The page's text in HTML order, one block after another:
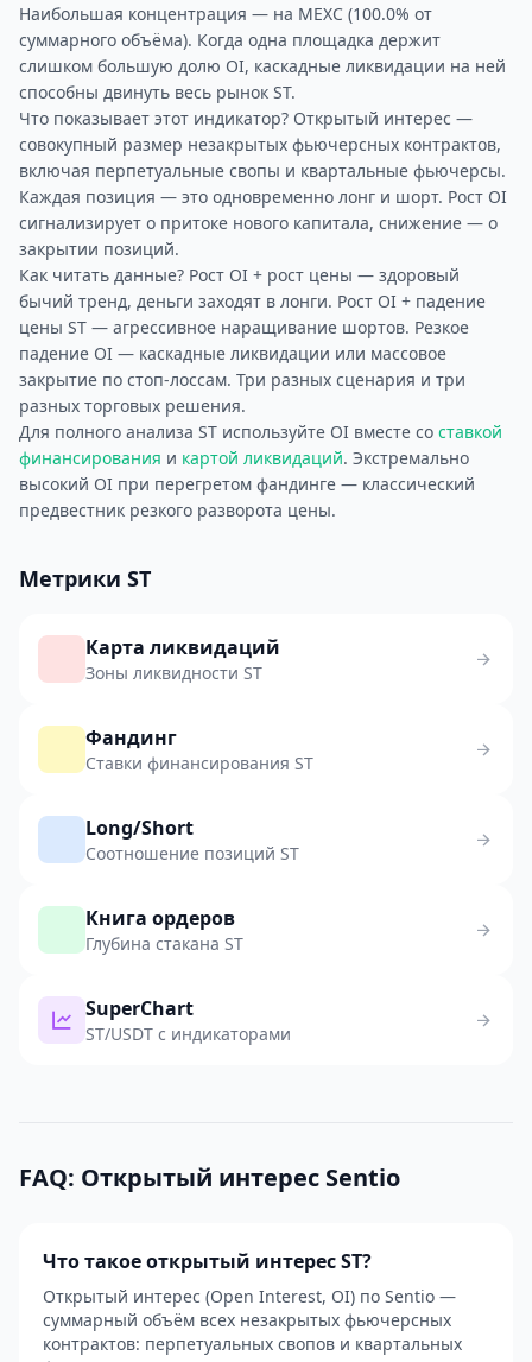
Наибольшая концентрация — на MEXC (100.0% от
суммарного объёма). Когда одна площадка держит
слишком большую долю OI, каскадные ликвидации на ней
способны двинуть весь рынок ST.
Что показывает этот индикатор? Открытый интерес —
совокупный размер незакрытых фьючерсных контрактов,
включая перпетуальные свопы и квартальные фьючерсы.
Каждая позиция — это одновременно лонг и шорт. Рост OI
сигнализирует о притоке нового капитала, снижение — о
закрытии позиций.
Как читать данные? Рост OI + рост цены — здоровый
бычий тренд, деньги заходят в лонги. Рост OI + падение
цены ST — агрессивное наращивание шортов. Резкое
падение OI — каскадные ликвидации или массовое
закрытие по стоп-лоссам. Три разных сценария и три
разных торговых решения.
Для полного анализа ST используйте OI вместе со ставкой
финансирования и картой ликвидаций. Экстремально
высокий OI при перегретом фандинге — классический
предвестник резкого разворота цены.
Метрики ST
Карта ликвидаций
Зоны ликвидности ST
Фандинг
Ставки финансирования ST
Long/Short
Соотношение позиций ST
Книга ордеров
Глубина стакана ST
SuperChart
ST/USDT с индикаторами
FAQ: Открытый интерес Sentio
Что такое открытый интерес ST?
Открытый интерес (Open Interest, OI) по Sentio —
суммарный объём всех незакрытых фьючерсных
контрактов: перпетуальных свопов и квартальных